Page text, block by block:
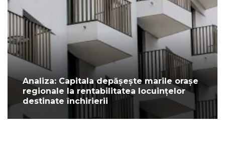
Analiza: Capitala depășește marile orașe
regionale la rentabilitatea locuințelor
destinate închirierii